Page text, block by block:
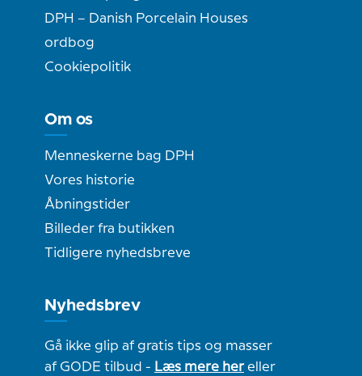
DPH – Danish Porcelain Houses
ordbog
Cookiepolitik
Om os
Menneskerne bag DPH
Vores historie
Åbningstider
Billeder fra butikken
Tidligere nyhedsbreve
Nyhedsbrev
Gå ikke glip af gratis tips og masser
af GODE tilbud - Læs mere hereller